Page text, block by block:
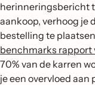
herinneringsbericht
aankoop, verhoog je
bestelling te
benchmarks rapport
70% van de karren
je een overvloed aan